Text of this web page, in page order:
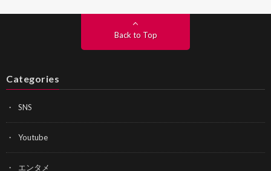
Back to Top
Categories
SNS
Youtube
エンタメ